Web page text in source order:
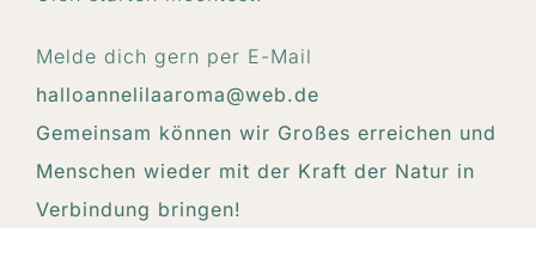
Melde dich gern per E-Mail
halloannelilaaroma@web.de
Gemeinsam können wir Großes erreichen und
Menschen wieder mit der Kraft der Natur in
Verbindung bringen!